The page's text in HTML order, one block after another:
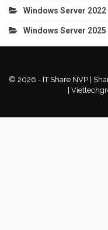
Windows Server 2022
Windows Server 2025
© 2026 - IT Share NVP |
|